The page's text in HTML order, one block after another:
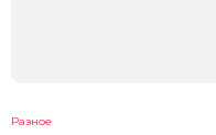
Разное